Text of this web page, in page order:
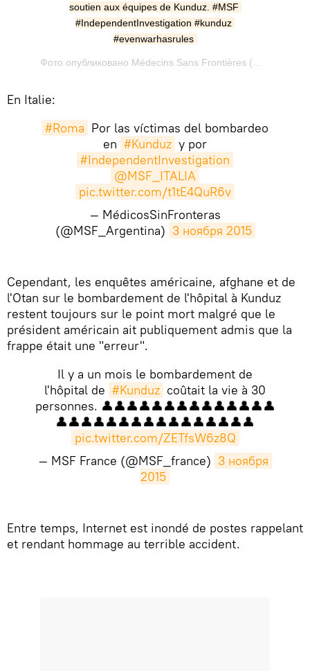
soutien aux équipes de Kunduz. #MSF
#IndependentInvestigation #kunduz
#evenwarhasrules
En Italie:
#Roma Por las víctimas del bombardeo
en #Kunduz y por
#IndependentInvestigation
@MSF_ITALIA
pic.twitter.com/t1tE4QuR6v
— MédicosSinFronteras
(@MSF_Argentina) 3 ноября 2015
Cependant, les enquêtes américaine, afghane et de
l'Otan sur le bombardement de l'hôpital à Kunduz
restent toujours sur le point mort malgré que le
président américain ait publiquement admis que la
frappe était une "erreur".
Il y a un mois le bombardement de
l'hôpital de #Kunduz coûtait la vie à 30
personnes. 👤👤👤👤👤👤👤👤👤👤👤👤👤👤
👤👤👤👤👤👤👤👤👤👤👤👤👤👤👤👤
pic.twitter.com/ZETfsW6z8Q
— MSF France (@MSF_france) 3 ноября
2015
Entre temps, Internet est inondé de postes rappelant
et rendant hommage au terrible accident.